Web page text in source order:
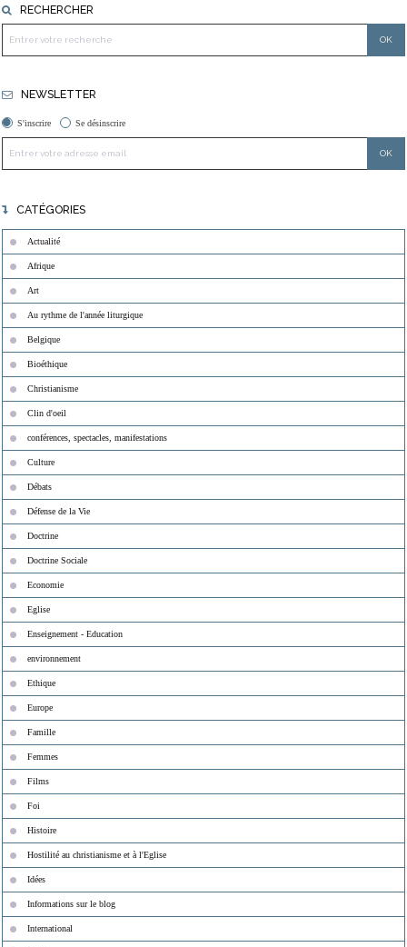
RECHERCHER
NEWSLETTER
S'inscrire Se désinscrire
CATÉGORIES
Actualité
Afrique
Art
Au rythme de l'année liturgique
Belgique
Bioéthique
Christianisme
Clin d'oeil
conférences, spectacles, manifestations
Culture
Débats
Défense de la Vie
Doctrine
Doctrine Sociale
Economie
Eglise
Enseignement - Education
environnement
Ethique
Europe
Famille
Femmes
Films
Foi
Histoire
Hostilité au christianisme et à l'Eglise
Idées
Informations sur le blog
International